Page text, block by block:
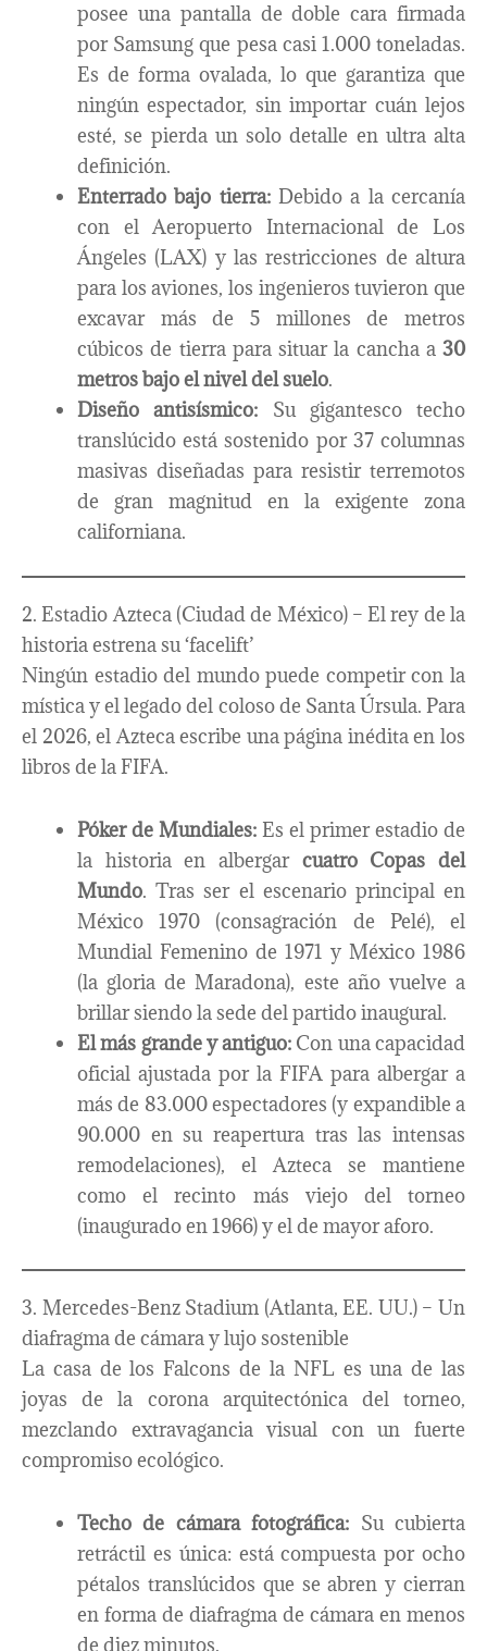
posee una pantalla de doble cara firmada
por Samsung que pesa casi 1.000 toneladas.
Es de forma ovalada, lo que garantiza que
ningún espectador, sin importar cuán lejos
esté, se pierda un solo detalle en ultra alta
definición.
Enterrado bajo tierra:Debido a la cercanía
con el Aeropuerto Internacional de Los
Ángeles (LAX) y las restricciones de altura
para los aviones, los ingenieros tuvieron que
excavar más de 5 millones de metros
cúbicos de tierra para situar la cancha a 30
metros bajo el nivel del suelo.
Diseño antisísmico: Su gigantesco techo
translúcido está sostenido por 37 columnas
masivas diseñadas para resistir terremotos
de gran magnitud en la exigente zona
californiana.
2. Estadio Azteca (Ciudad de México) – El rey de la
historia estrena su ‘facelift’
Ningún estadio del mundo puede competir con la
mística y el legado del coloso de Santa Úrsula. Para
el 2026, el Azteca escribe una página inédita en los
libros de la FIFA.
Póker de Mundiales: Es el primer estadio de
la historia en albergar cuatro Copas del
Mundo. Tras ser el escenario principal en
México 1970 (consagración de Pelé), el
Mundial Femenino de 1971 y México 1986
(la gloria de Maradona), este año vuelve a
brillar siendo la sede del partido inaugural.
El más grande y antiguo: Con una capacidad
oficial ajustada por la FIFA para albergar a
más de 83.000 espectadores (y expandible a
90.000 en su reapertura tras las intensas
remodelaciones), el Azteca se mantiene
como el recinto más viejo del torneo
(inaugurado en 1966) y el de mayor aforo.
3. Mercedes-Benz Stadium (Atlanta, EE. UU.) – Un
diafragma de cámara y lujo sostenible
La casa de los Falcons de la NFL es una de las
joyas de la corona arquitectónica del torneo,
mezclando extravagancia visual con un fuerte
compromiso ecológico.
Techo de cámara fotográfica: Su cubierta
retráctil es única: está compuesta por ocho
pétalos translúcidos que se abren y cierran
en forma de diafragma de cámara en menos
de diez minutos.